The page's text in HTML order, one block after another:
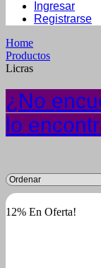
Ingresar
Registrarse
Home
Productos
Licras
¿No
lo
12% En Oferta!